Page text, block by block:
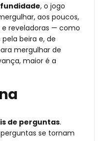
, o jogo
aos poucos,
reveladoras — como
beira e, de
mergulhar de
maior é a
de perguntas.
se tornam